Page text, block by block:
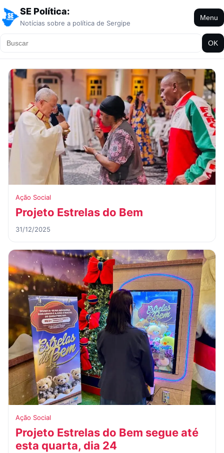
SE Política:
Notícias sobre a política de Sergipe
Menu
OK
Ação Social
Projeto Estrelas do Bem
31/12/2025
Ação Social
Projeto Estrelas do Bem segue até
esta quarta, dia 24